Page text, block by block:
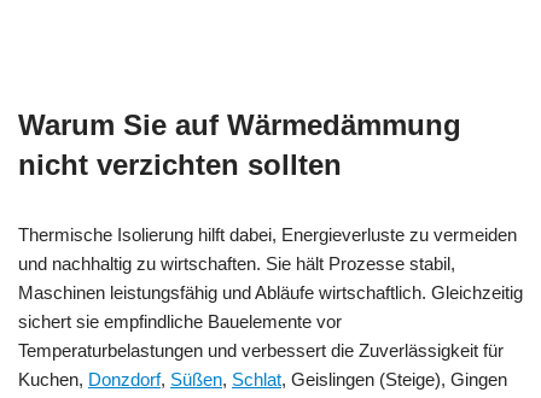
Warum Sie auf Wärmedämmung
nicht verzichten sollten
Thermische Isolierung hilft dabei, Energieverluste zu vermeiden
und nachhaltig zu wirtschaften. Sie hält Prozesse stabil,
Maschinen leistungsfähig und Abläufe wirtschaftlich. Gleichzeitig
sichert sie empfindliche Bauelemente vor
Temperaturbelastungen und verbessert die Zuverlässigkeit für
Kuchen, Donzdorf, Süßen, Schlat, Geislingen (Steige), Gingen